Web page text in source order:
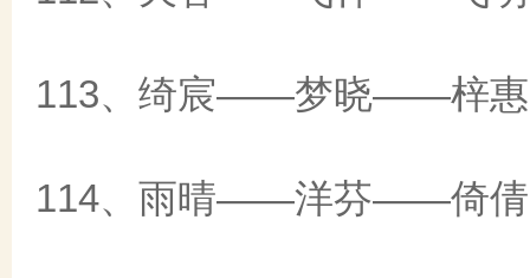
113、绮宸——梦晓——梓惠
114、雨晴——洋芬——倚倩